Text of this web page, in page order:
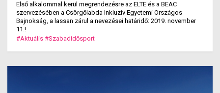
Első alkalommal kerül megrendezésre az ELTE és a BEAC
szervezésében a Csörgőlabda Inkluzív Egyetemi Országos
Bajnokság, a lassan zárul a nevezései határidő: 2019. november
11.!
#Aktuális #Szabadidősport